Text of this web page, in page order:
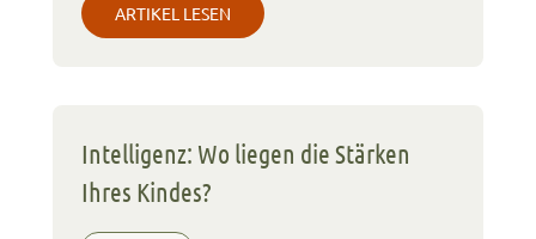
ARTIKEL LESEN
Intelligenz: Wo liegen die Stärken
Ihres Kindes?